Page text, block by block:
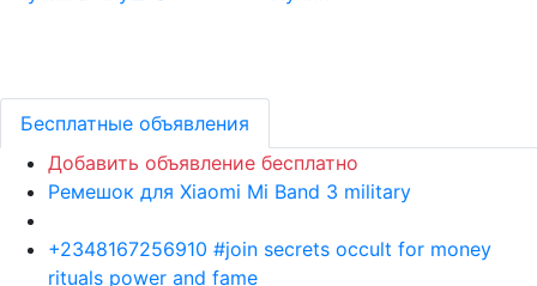
Бесплатные объявления
Добавить объявление бесплатно
Ремешок для Xiaomi Mi Band 3 military
+2348167256910 #join secrets occult for money
rituals power and fame